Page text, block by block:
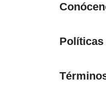
Políticas